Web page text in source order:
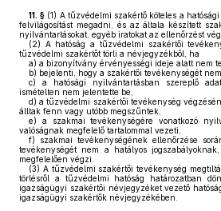
11. § (1) A tűzvédelmi szakértő köteles a
felvilágosítást megadni, és az általa készített
nyilvántartásokat, egyéb iratokat az ellenőrzést
(2) A hatóság a tűzvédelmi szakértői
tűzvédelmi szakértőt törli a névjegyzékből, ha
a) a bizonyítvány érvényességi ideje alatt nem
b) bejelenti, hogy a szakértői tevékenységét
c) a hatósági nyilvántartásban szereplő
ismételten nem jelentette be,
d) a tűzvédelmi szakértői tevékenység
álltak fenn vagy utóbb megszűntek,
e) a szakmai tevékenységére vonatkozó
valóságnak megfelelő tartalommal vezeti,
f) szakmai tevékenységének ellenőrzése
tevékenységét nem a hatályos
megfelelően végzi.
(3) A tűzvédelmi szakértői tevékenység
törlésről a tűzvédelmi hatóság határozatban
igazságügyi szakértői névjegyzéket vezető
igazságügyi szakértők névjegyzékében.